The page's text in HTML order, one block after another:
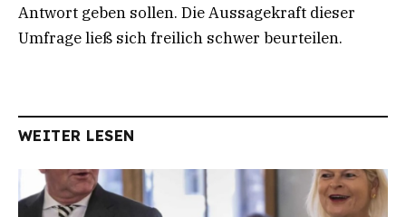
Antwort geben sollen. Die Aussagekraft dieser
Umfrage ließ sich freilich schwer beurteilen.
WEITER LESEN